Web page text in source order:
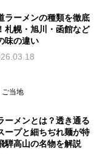
ラーメンの種類を徹底
札幌・旭川・函館など
味の違い
ご当地
ーメンとは？透き通る
ープと細ちぢれ麺が特
騨高山の名物を解説